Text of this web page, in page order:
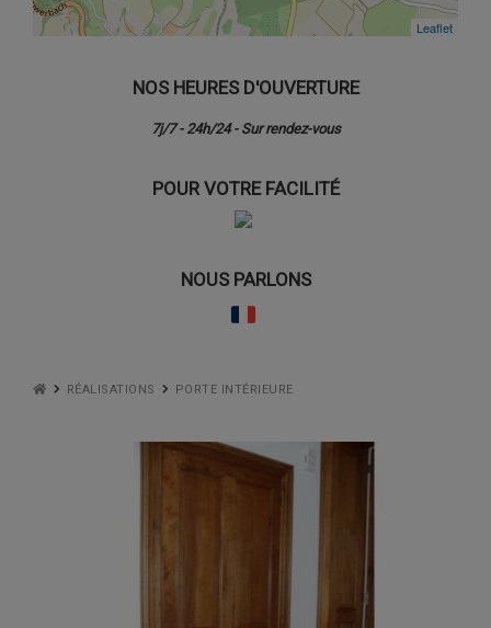
Leaflet
Leaflet
NOS HEURES D'OUVERTURE
7j/7 - 24h/24 - Sur rendez-vous
POUR VOTRE FACILITÉ
NOUS PARLONS
RÉALISATIONS PORTE INTÉRIEURE